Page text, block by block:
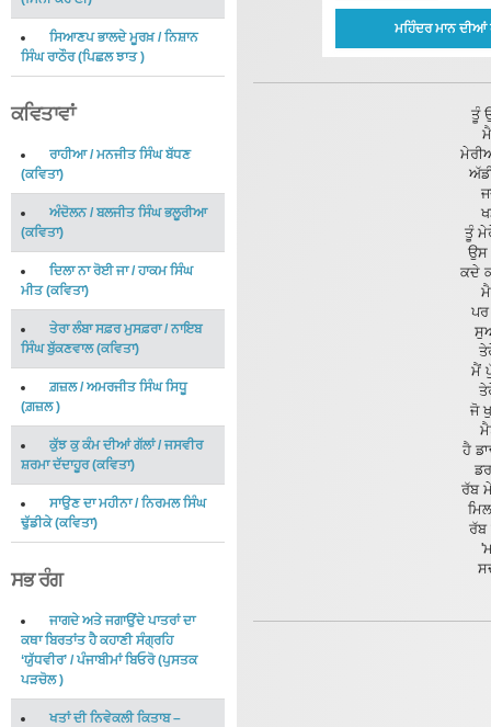
ਸਿਆਣਪ ਭਾਲਦੇ ਮੂਰਖ਼/ਨਿਸ਼ਾਨ
ਸਿੰਘ ਰਾਠੌਰ(ਪਿਛਲ ਝਾਤ)
ਕਵਿਤਾਵਾਂ
ਰਾਹੀਆ/ਮਨਜੀਤ ਸਿੰਘ ਬੱਧਣ
(ਕਵਿਤਾ)
ਅੰਦੋਲਨ/ ਬਲਜੀਤ ਸਿੰਘ ਭਲੂਰੀਆ
(ਕਵਿਤਾ)
ਦਿਲਾ ਨਾ ਰੋਈ ਜਾ/ਹਾਕਮ ਸਿੰਘ
ਮੀਤ(ਕਵਿਤਾ)
ਤੇਰਾ ਲੰਬਾ ਸਫ਼ਰ ਮੁਸਫ਼ਰਾ/ਨਾਇਬ
ਸਿੰਘ ਬੁੱਕਣਵਾਲ(ਕਵਿਤਾ)
ਗ਼ਜ਼ਲ/ਅਮਰਜੀਤ ਸਿੰਘ ਸਿਧੂ
(ਗ਼ਜ਼ਲ)
ਕੁੱਝ ਕੁ ਕੰਮ ਦੀਆਂ ਗੱਲਾਂ/ ਜਸਵੀਰ
ਸ਼ਰਮਾ ਦੱਦਾਹੂਰ(ਕਵਿਤਾ)
ਸਾਉਣ ਦਾ ਮਹੀਨਾ/ਨਿਰਮਲ ਸਿੰਘ
ਢੁੱਡੀਕੇ(ਕਵਿਤਾ)
ਸਭ ਰੰਗ
ਜਾਗਦੇ ਅਤੇ ਜਗਾਉਂਦੇ ਪਾਤਰਾਂ ਦਾ
ਕਥਾ ਬਿਰਤਾਂਤ ਹੈ ਕਹਾਣੀ ਸੰਗ੍ਰਹਿ
‘ਯੁੱਧਵੀਰ’ /ਪੰਜਾਬੀਮਾਂ ਬਿਓਰੋ(ਪੁਸਤਕ
ਪੜਚੋਲ)
ਖਤਾਂ ਦੀ ਨਿਵੇਕਲੀ ਕਿਤਾਬ –
ਮਹਿੰਦਰ ਮਾਨ
ਤੂੰ
ਤੂੰ
ਉਸ
ਕਦੇ
ਮੈਂ
ਜੋ
ਹੈ
ਰੱਬ
ਰੱਬ